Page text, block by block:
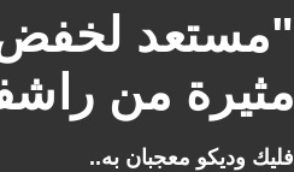
"مستعد لخفض
مثيرة من
فليك وديكو معجبان به..